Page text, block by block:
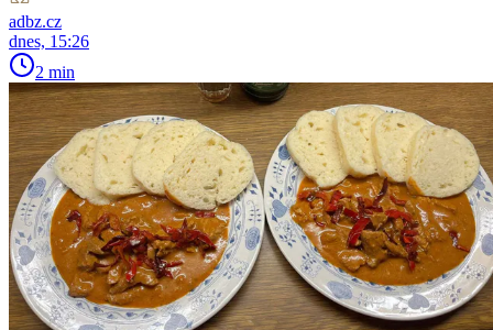
adbz.cz
dnes, 15:26
2 min